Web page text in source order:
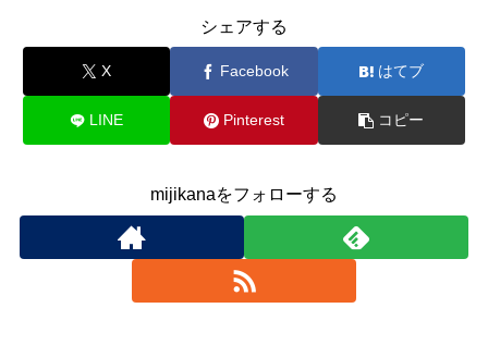
シェアする
X Facebook はてブ
LINE Pinterest コピー
mijikanaをフォローする